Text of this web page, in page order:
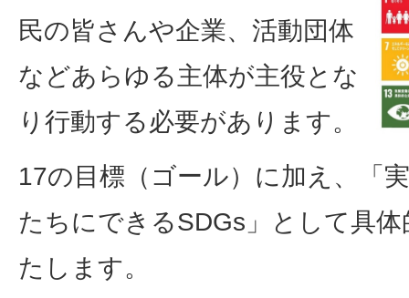
民の皆さんや企業、活動団体
などあらゆる主体が主役とな
り行動する必要があります。
17の目標（ゴール）に加え、「
たちにできるSDGs」として具
たします。